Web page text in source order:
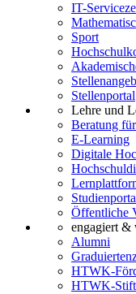
IT-
Sport
Stellenportal
Lehre und
Beratung
E-Learning
Digitale
Öffentliche
engagiert &
Alumni
HTWK-
HTWK-